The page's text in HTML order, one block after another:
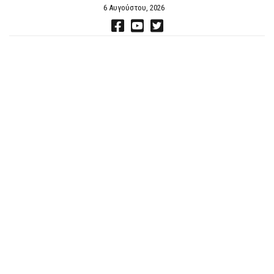
6 Αυγούστου, 2026